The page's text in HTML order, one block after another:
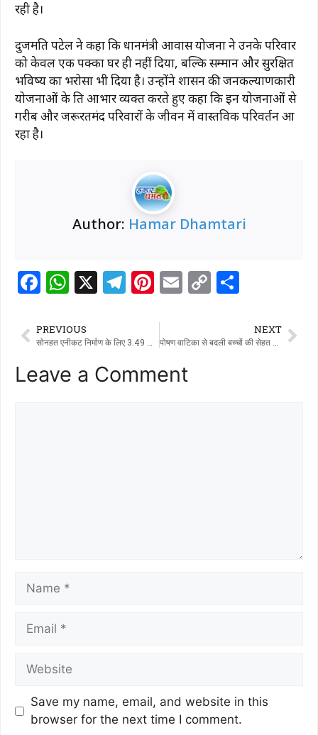
रही है।
दुजमति पटेल ने कहा कि प्रधानमंत्री आवास योजना ने उनके परिवार
को केवल एक पक्का घर ही नहीं दिया, बल्कि सम्मान और सुरक्षित
भविष्य का भरोसा भी दिया है। उन्होंने शासन की जनकल्याणकारी
योजनाओं के प्रति आभार व्यक्त करते हुए कहा कि इन योजनाओं से
गरीब और जरूरतमंद परिवारों के जीवन में वास्तविक परिवर्तन आ
रहा है।
Author: Hamar Dhamtari
F
c
e
b
W
at
s
A
X T
g
ra
Pi
te
re
st
E
l
C
y
ar
e
PREVIOUS
सोनहत एनीकट निर्माण के लिए 3.49 करोड़ रुपये स्वीकृत
NEXT
पोषण वाटिका से बदली बच्चों की सेहत की तस्वीर
Leave a Comment
Save my name, email, and website in this
browser for the next time I comment.